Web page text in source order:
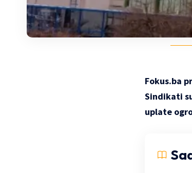
Fokus.ba
Sindikati
uplate